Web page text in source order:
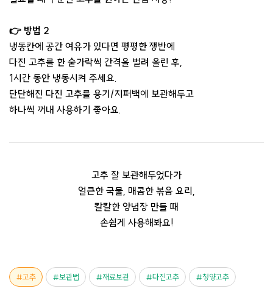
👉 방법 2
냉동칸에 공간 여유가 있다면 평평한 쟁반에
다진 고추를 한 숟가락씩 간격을 벌려 올린 후,
1시간 동안 냉동시켜 주세요.
단단해진 다진 고추를 용기/지퍼백에 보관해두고
하나씩 꺼내 사용하기 좋아요.
고추 잘 보관해두었다가
얼큰한 국물, 매콤한 볶음 요리,
칼칼한 양념장 만들 때
손쉽게 사용해봐요!
고추 보관법 재료보관 다진고추 청양고추